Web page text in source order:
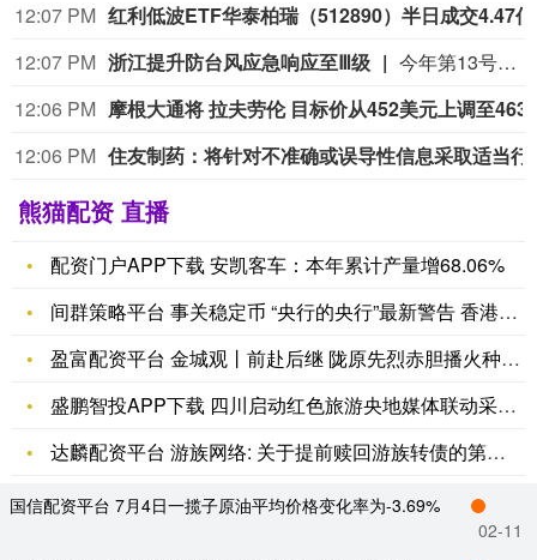
12:07 PM
12:07 PM 浙江提升防台风应急响应至Ⅲ级
今年第13号台风“白海豚”8月7日11时位于距离浙江省温州市偏东方向约760公里的洋面上，中心附近最大风力14级（强台风级）。预计“白海豚”将以每小时15-20公里的速度向偏西方向移动，强度变化不大或略有增强。根据《浙江省防汛防台抗旱应急预案》和第13号台风“白海豚”防御工作方案，经研判会商，省防指决定于8月7日12时将防台风应急响应提升至Ⅲ级。请各地各部门密切关注台风发展变化，高效运行“1833”联合指挥体系，进一步做好监测预警预报、风险研判和管控、人员避险转移、社会面宣传引导等各项工作，切实保障人民群众生命财产安全。
12:06 PM
12:06 PM
熊猫配资 直播
配资门户APP下载 安凯客车：本年累计产量增68.06%
间群策略平台 事关稳定币 “央行的央行”最新警告 香港金管局
盈富配资平台 金城观丨前赴后继 陇原先烈赤胆播火种_张一悟_
盛鹏智投APP下载 四川启动红色旅游央地媒体联动采访活动_行
达麟配资平台 游族网络: 关于提前赎回游族转债的第五次提示性
国信配资平台 7月4日一揽子原油平均价格变化率为-3.69%
02-11